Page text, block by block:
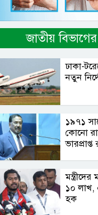
জাতীয়
ঢাকা-
নতুন
১৯৭১
কোনো
ভারপ্রাপ্ত
১০
হক